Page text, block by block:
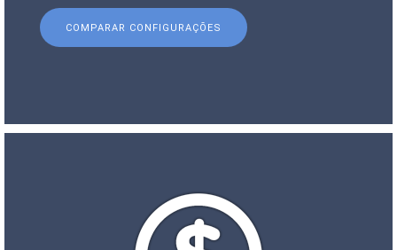
COMPARAR CONFIGURAÇÕES